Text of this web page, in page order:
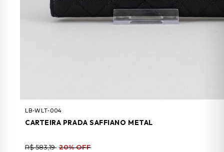
LB-WLT-004
CARTEIRA PRADA SAFFIANO METAL
R$ 583,19 20% OFF